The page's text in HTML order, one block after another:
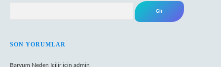
SON YORUMLAR
Baryum Neden Içiliriçin admin